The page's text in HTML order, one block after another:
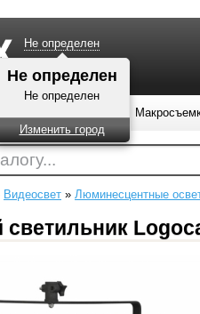
Видеосвет » Люминесцентные
Не определен
Не определен
Не определен
Изменить город